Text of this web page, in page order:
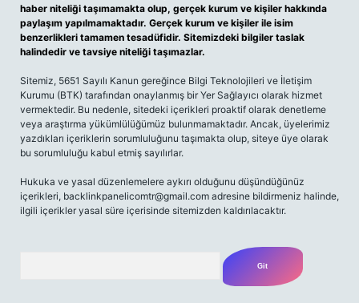
haber niteliği taşımamakta olup, gerçek kurum ve kişiler hakkında
paylaşım yapılmamaktadır. Gerçek kurum ve kişiler ile isim
benzerlikleri tamamen tesadüfidir. Sitemizdeki bilgiler taslak
halindedir ve tavsiye niteliği taşımazlar.
Sitemiz, 5651 Sayılı Kanun gereğince Bilgi Teknolojileri ve İletişim
Kurumu (BTK) tarafından onaylanmış bir Yer Sağlayıcı olarak hizmet
vermektedir. Bu nedenle, sitedeki içerikleri proaktif olarak denetleme
veya araştırma yükümlülüğümüz bulunmamaktadır. Ancak, üyelerimiz
yazdıkları içeriklerin sorumluluğunu taşımakta olup, siteye üye olarak
bu sorumluluğu kabul etmiş sayılırlar.
Hukuka ve yasal düzenlemelere aykırı olduğunu düşündüğünüz
içerikleri, backlinkpanelicomtr@gmail.com adresine bildirmeniz halinde,
ilgili içerikler yasal süre içerisinde sitemizden kaldırılacaktır.